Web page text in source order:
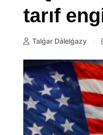
tarıf
Talǵar Dálelǵazy